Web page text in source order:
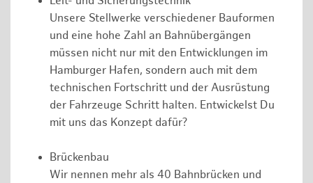
Unsere Stellwerke verschiedener Bauformen
und eine hohe Zahl an Bahnübergängen
müssen nicht nur mit den Entwicklungen im
Hamburger Hafen, sondern auch mit dem
technischen Fortschritt und der Ausrüstung
der Fahrzeuge Schritt halten. Entwickelst Du
mit uns das Konzept dafür?
Brückenbau
Wir nennen mehr als 40 Bahnbrücken und